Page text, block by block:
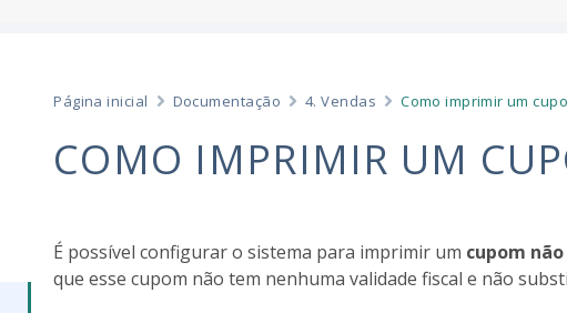
Página inicial Documentação 4. Vendas Como imprimir um
COMO IMPRIMIR UM
É possível configurar o sistema para imprimir um cupom
que esse cupom não tem nenhuma validade fiscal e não